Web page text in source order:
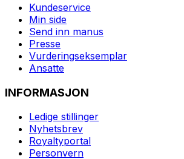
Kundeservice
Min side
Send inn manus
Presse
Vurderingseksemplar
Ansatte
INFORMASJON
Ledige stillinger
Nyhetsbrev
Royaltyportal
Personvern